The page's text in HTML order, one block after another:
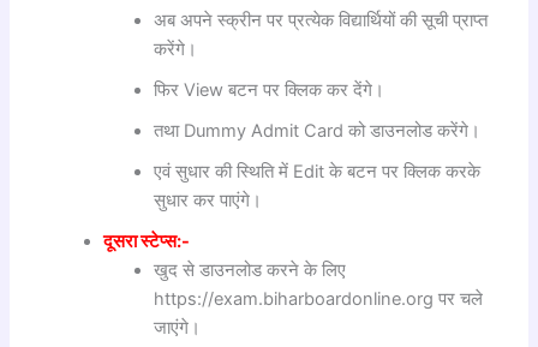
अब अपने स्क्रीन पर प्रत्येक विद्यार्थियों की सूची प्राप्त
करेंगे।
फिर View बटन पर क्लिक कर देंगे।
तथा Dummy Admit Card को डाउनलोड करेंगे।
एवं सुधार की स्थिति में Edit के बटन पर क्लिक करके
सुधार कर पाएंगे।
दूसरा स्टेप्स:-
खुद से डाउनलोड करने के लिए
https://exam.biharboardonline.org पर चले
जाएंगे।